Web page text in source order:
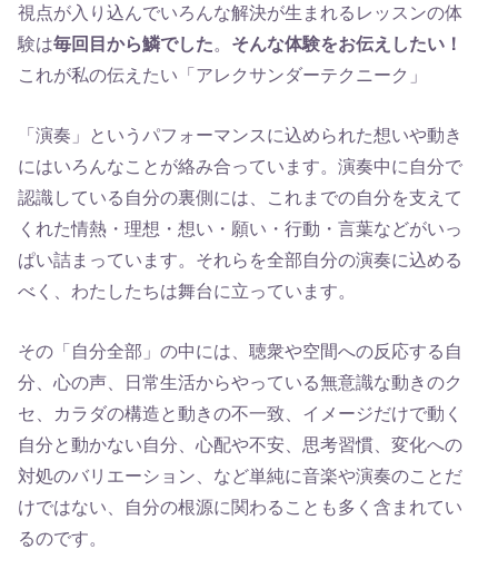
視点が入り込んでいろんな解決が生まれるレッスンの体
験は毎回目から鱗でした。 そんな体験をお伝えしたい！
これが私の伝えたい「アレクサンダーテクニーク」
「演奏」というパフォーマンスに込められた想いや動き
にはいろんなことが絡み合っています。演奏中に自分で
認識している自分の裏側には、これまでの自分を支えて
くれた情熱・理想・想い・願い・行動・言葉などがいっ
ぱい詰まっています。それらを全部自分の演奏に込める
べく、わたしたちは舞台に立っています。
その「自分全部」の中には、聴衆や空間への反応する自
分、心の声、日常生活からやっている無意識な動きのク
セ、カラダの構造と動きの不一致、イメージだけで動く
自分と動かない自分、心配や不安、思考習慣、変化への
対処のバリエーション、など単純に音楽や演奏のことだ
けではない、自分の根源に関わることも多く含まれてい
るのです。